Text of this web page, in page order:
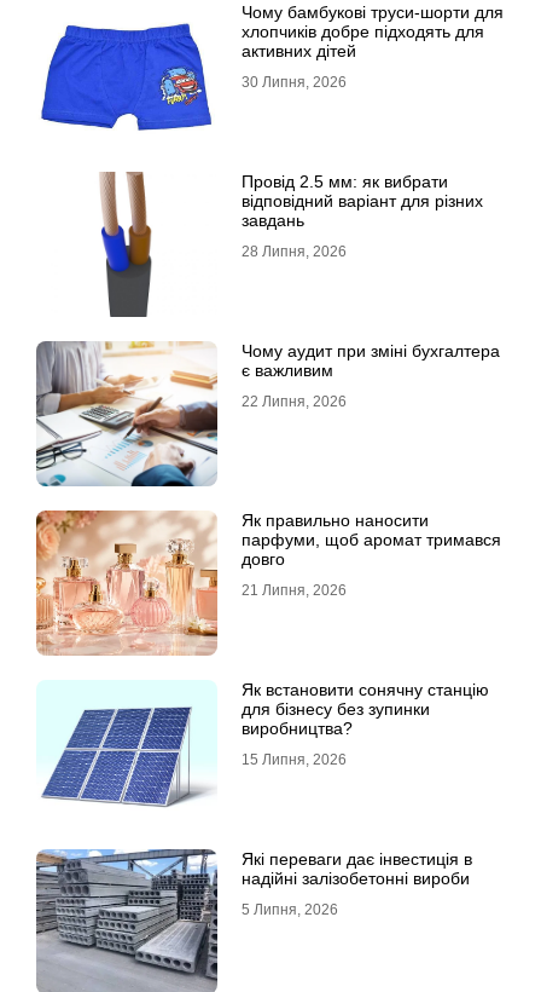
Чому бамбукові труси-шорти для
хлопчиків добре підходять для
активних дітей
30 Липня, 2026
Провід 2.5 мм: як вибрати
відповідний варіант для різних
завдань
28 Липня, 2026
Чому аудит при зміні бухгалтера
є важливим
22 Липня, 2026
Як правильно наносити
парфуми, щоб аромат тримався
довго
21 Липня, 2026
Як встановити сонячну станцію
для бізнесу без зупинки
виробництва?
15 Липня, 2026
Які переваги дає інвестиція в
надійні залізобетонні вироби
5 Липня, 2026